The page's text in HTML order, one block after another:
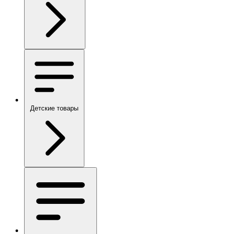
Детские товары